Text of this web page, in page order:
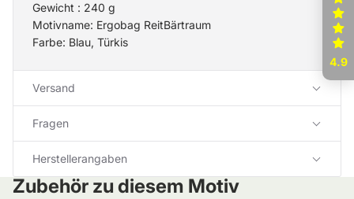
Gewicht : 240 g
Motivname: Ergobag ReitBärtraum
Farbe: Blau, Türkis
Versand
Fragen
Herstellerangaben
Zubehör zu diesem Motiv
4.9